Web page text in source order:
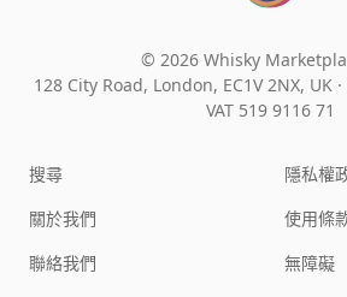
© 2026 Whisky
128 City Road, London, EC1V 2NX, UK ·
VAT 519 9116 71
搜尋
關於我們
聯絡我們
隱私權
使用條
無障礙